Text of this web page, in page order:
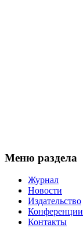
Меню раздела
Журнал
Новости
Издательство
Конференции
Контакты